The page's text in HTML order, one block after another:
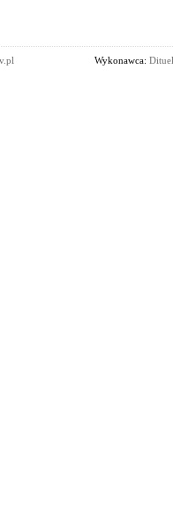
Wykonawca: